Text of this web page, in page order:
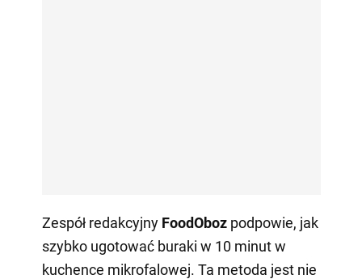
Zespół redakcyjny FoodOboz podpowie, jak
szybko ugotować buraki w 10 minut w
kuchence mikrofalowej. Ta metoda jest nie